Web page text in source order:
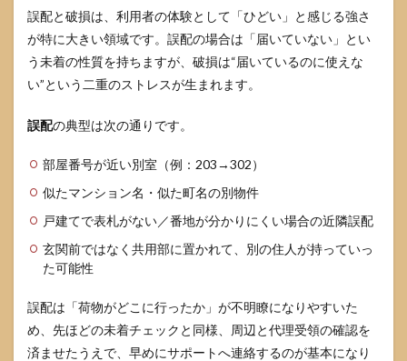
は受
け取
り後
でも
対応
る？
まと
誤配と破損は、利用者の体験として「ひどい」と感じる強さ
が特に大きい領域です。誤配の場合は「届いていない」とい
う未着の性質を持ちますが、破損は“届いているのに使えな
い”という二重のストレスが生まれます。
誤配の典型は次の通りです。
部屋番号が近い別室（例：203→302）
似たマンション名・似た町名の別物件
戸建てで表札がない／番地が分かりにくい場合の近隣誤配
玄関前ではなく共用部に置かれて、別の住人が持っていっ
た可能性
誤配は「荷物がどこに行ったか」が不明瞭になりやすいた
め、先ほどの未着チェックと同様、周辺と代理受領の確認を
済ませたうえで、早めにサポートへ連絡するのが基本になり